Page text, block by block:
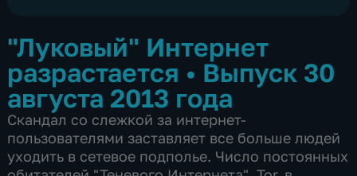
"Луковый" Интернет
разрастается • Выпуск 30
августа 2013 года
Скандал со слежкой за интернет-
пользователями заставляет все больше людей
уходить в сетевое подполье. Число постоянных